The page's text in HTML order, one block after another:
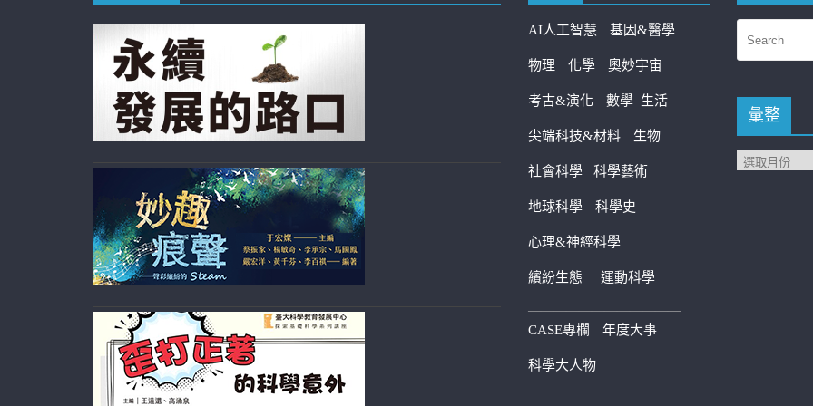
AI人工智慧 基因&醫學
物理 化學 奧妙宇宙
考古&演化 數學 生活
尖端科技&材料 生物
社會科學 科學藝術
地球科學 科學史
心理&神經科學
繽紛生態 運動科學
————————————
CASE專欄 年度大事
科學大人物
彙整